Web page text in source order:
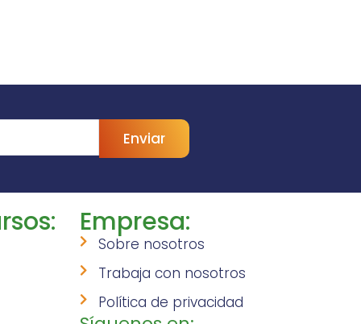
Enviar
Empresa:
Sobre nosotros
Trabaja con nosotros
Política de privacidad